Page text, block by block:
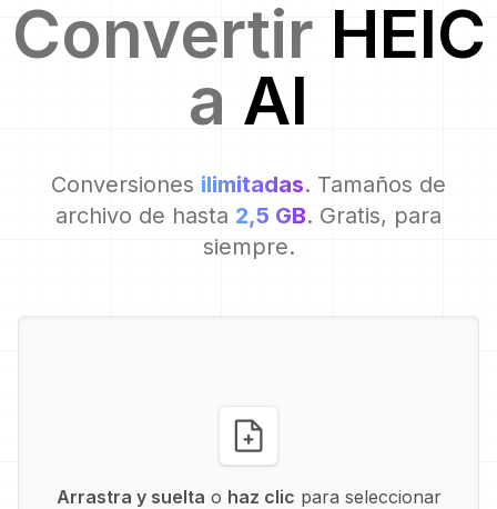
Convertir HEIC
a AI
Conversiones ilimitadas. Tamaños de
archivo de hasta 2,5 GB. Gratis, para
siempre.
Arrastra y suelta o haz clic para seleccionar